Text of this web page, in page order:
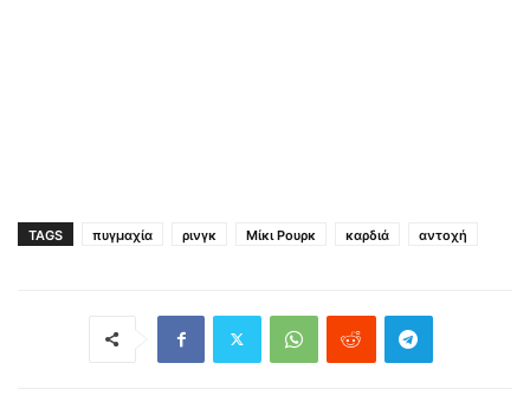
TAGS πυγμαχία ρινγκ Μίκι Ρουρκ καρδιά αντοχή